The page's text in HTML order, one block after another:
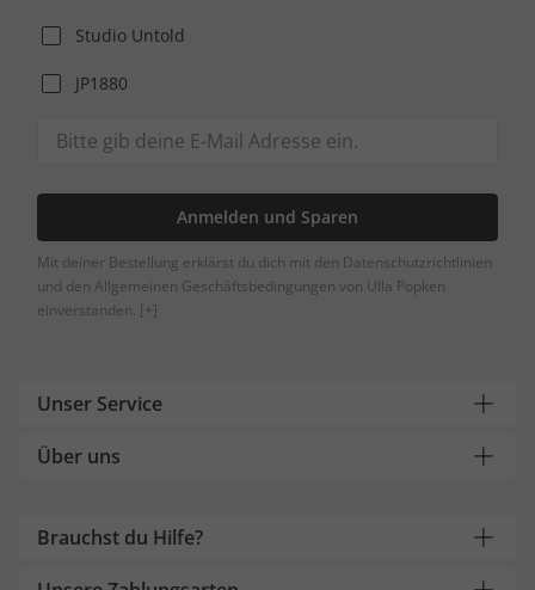
Studio Untold
JP1880
Anmelden und Sparen
Mit deiner Bestellung erklärst du dich mit den Datenschutzrichtlinien
und den Allgemeinen Geschäftsbedingungen von Ulla Popken
einverstanden. [+]
Unser Service
Über uns
Brauchst du Hilfe?